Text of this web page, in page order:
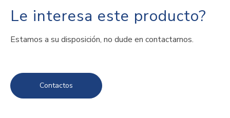
Le interesa este producto?
Estamos a su disposición, no dude en contactarnos.
Contactos